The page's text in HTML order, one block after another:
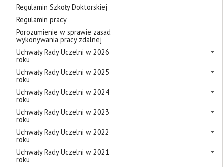
Regulamin Szkoły Doktorskiej
Regulamin pracy
Porozumienie w sprawie zasad
wykonywania pracy zdalnej
Uchwały Rady Uczelni w 2026
roku
Uchwały Rady Uczelni w 2025
roku
Uchwały Rady Uczelni w 2024
roku
Uchwały Rady Uczelni w 2023
roku
Uchwały Rady Uczelni w 2022
roku
Uchwały Rady Uczelni w 2021
roku